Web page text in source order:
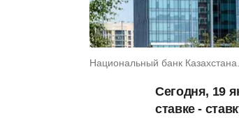
Национальный банк
Сегодня, 19
ставке -